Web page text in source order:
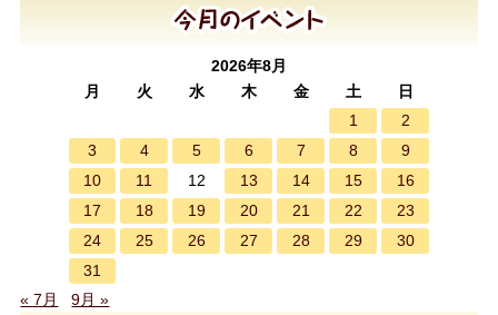
2026年8月
月
火 水 木 金 土
日
1
2
3
4 5 6 7 8
9
10
11 12 13 14 15
16
17
18 19 20 21 22
23
24
25 26 27 28 29
30
31
« 7月
9月 »